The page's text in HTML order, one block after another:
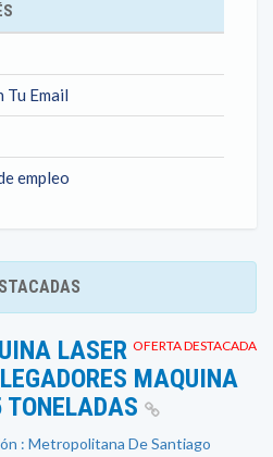
Tu Email
empleo
OFERTA DESTACADA
LASER
MAQUINA
: Metropolitana De Santiago